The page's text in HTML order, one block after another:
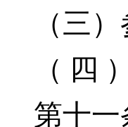
（三
（ 四
第十一